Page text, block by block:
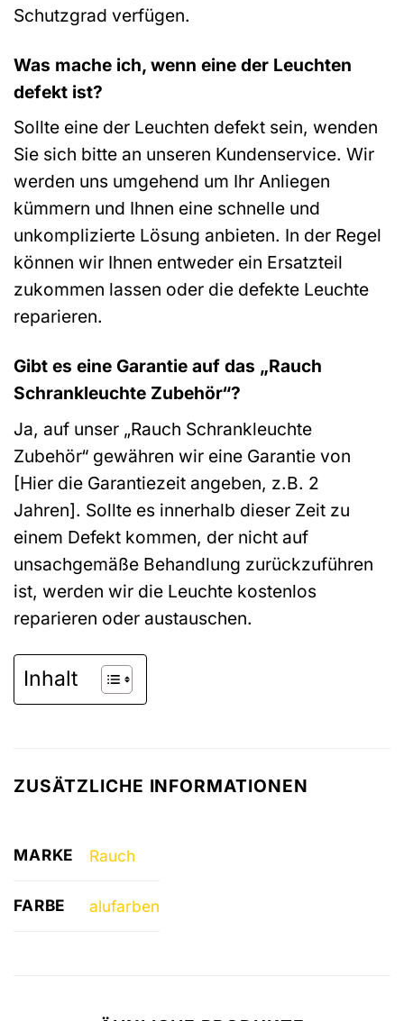
Schutzgrad verfügen.
Was mache ich, wenn eine der Leuchten
defekt ist?
Sollte eine der Leuchten defekt sein, wenden
Sie sich bitte an unseren Kundenservice. Wir
werden uns umgehend um Ihr Anliegen
kümmern und Ihnen eine schnelle und
unkomplizierte Lösung anbieten. In der Regel
können wir Ihnen entweder ein Ersatzteil
zukommen lassen oder die defekte Leuchte
reparieren.
Gibt es eine Garantie auf das „Rauch
Schrankleuchte Zubehör“?
Ja, auf unser „Rauch Schrankleuchte
Zubehör“ gewähren wir eine Garantie von
[Hier die Garantiezeit angeben, z.B. 2
Jahren]. Sollte es innerhalb dieser Zeit zu
einem Defekt kommen, der nicht auf
unsachgemäße Behandlung zurückzuführen
ist, werden wir die Leuchte kostenlos
reparieren oder austauschen.
Inhalt
ZUSÄTZLICHE INFORMATIONEN
MARKE Rauch
FARBE alufarben